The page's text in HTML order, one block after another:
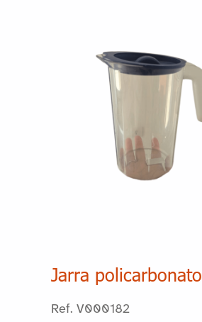
Jarra policarbonato
Ref. V000182